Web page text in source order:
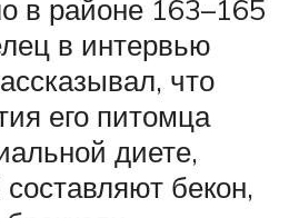
в районе 163–165
в интервью
что
его питомца
диете,
бекон,